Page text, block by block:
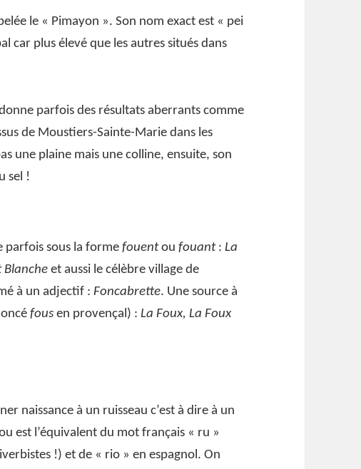
le « Pimayon ». Son nom exact est « pei
car plus élevé que les autres situés dans
parfois des résultats aberrants comme
de Moustiers-Sainte-Marie dans les
une plaine mais une colline, ensuite, son
sel !
parfois sous la formefouentoufouant:La
Blanche et aussi le célèbre village de
à un adjectif :Foncabrette. Une source à
fous en provençal) :La Foux, La Foux
naissance à un ruisseau c’est à dire à un
est l’équivalent du mot français « ru »
!) et de « rio » en espagnol. On